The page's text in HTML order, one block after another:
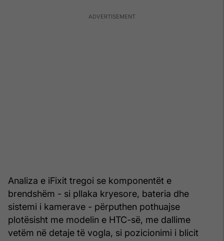
Analiza e iFixit tregoi se komponentët e
brendshëm - si pllaka kryesore, bateria dhe
sistemi i kamerave - përputhen pothuajse
plotësisht me modelin e HTC-së, me dallime
vetëm në detaje të vogla, si pozicionimi i blicit